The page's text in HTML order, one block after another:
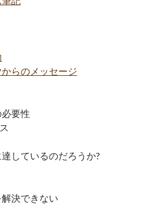
らのメッセージ
要性
しているのだろうか?
決できない